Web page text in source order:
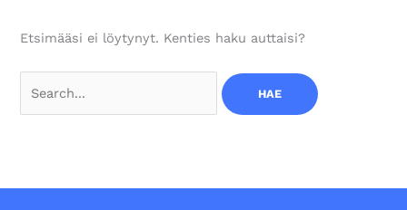
Etsimääsi ei löytynyt. Kenties haku auttaisi?